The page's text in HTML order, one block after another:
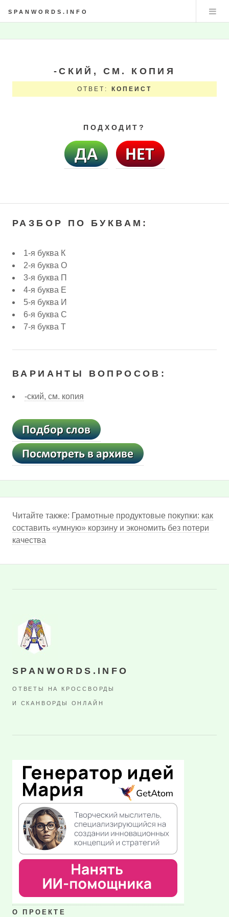
SPANWORDS.INFO
-СКИЙ, СМ. КОПИЯ
ОТВЕТ: КОПЕИСТ
ПОДХОДИТ?
РАЗБОР ПО БУКВАМ:
1-я буква К
2-я буква О
3-я буква П
4-я буква Е
5-я буква И
6-я буква С
7-я буква Т
ВАРИАНТЫ ВОПРОСОВ:
-ский, см. копия
Читайте также: Грамотные продуктовые покупки: как
составить «умную» корзину и экономить без потери
качества
SPANWORDS.INFO
ОТВЕТЫ НА КРОССВОРДЫ
И СКАНВОРДЫ ОНЛАЙН
О ПРОЕКТЕ